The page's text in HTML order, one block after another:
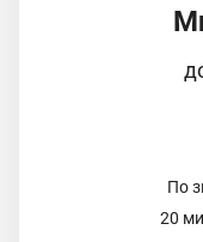
По
20